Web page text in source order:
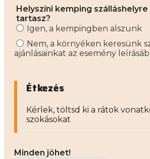
Helyszíni kemping
tartasz?
Igen, a kempingben alszunk
Nem, a környéken keresünk
ajánlásainkat az esemény
Étkezés
Kérlek, töltsd ki a rátok
szokásokat
Minden jöhet!